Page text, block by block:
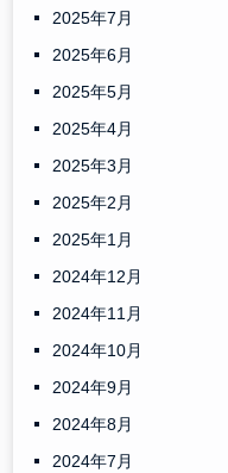
2025年7月
2025年6月
2025年5月
2025年4月
2025年3月
2025年2月
2025年1月
2024年12月
2024年11月
2024年10月
2024年9月
2024年8月
2024年7月